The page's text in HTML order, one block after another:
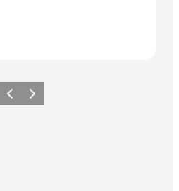
ForrigeNæste